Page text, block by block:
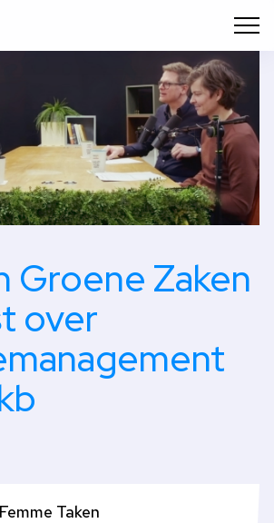
Groene Zaken
over
Femme Taken